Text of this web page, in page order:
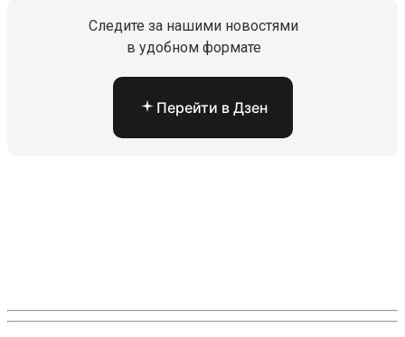
Следите за нашими новостями
в удобном формате
Перейти в Дзен